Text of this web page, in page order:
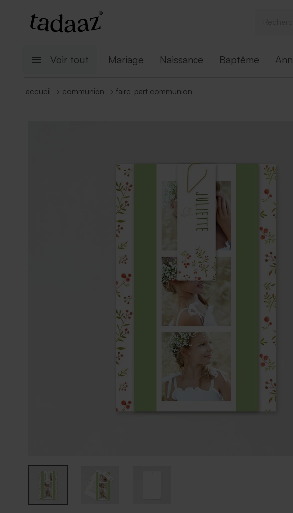
Voir tout Mariage Naissance Baptême
accueil → communion → faire-part communion